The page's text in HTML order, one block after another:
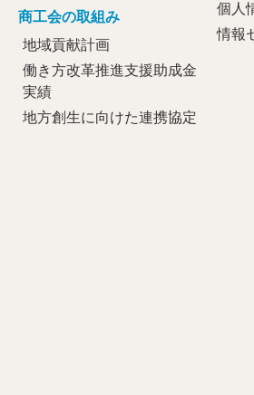
商工会の取組み
地域貢献計画
働き方改革推進支援助成金
実績
地方創生に向けた連携協定
個人
情報